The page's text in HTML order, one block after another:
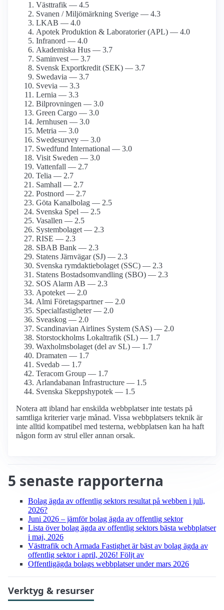
Västtrafik — 4.5
Svanen / Miljömärkning Sverige — 4.3
LKAB — 4.0
Apotek Produktion & Laboratorier (APL) — 4.0
Infranord — 4.0
Akademiska Hus — 3.7
Saminvest — 3.7
Svensk Exportkredit (SEK) — 3.7
Swedavia — 3.7
Svevia — 3.3
Lernia — 3.3
Bilprovningen — 3.0
Green Cargo — 3.0
Jernhusen — 3.0
Metria — 3.0
Swede­survey — 3.0
Swedfund International — 3.0
Visit Sweden — 3.0
Vattenfall — 2.7
Telia — 2.7
Samhall — 2.7
Postnord — 2.7
Göta Kanalbolag — 2.5
Svenska Spel — 2.5
Vasallen — 2.5
Systembolaget — 2.3
RISE — 2.3
SBAB Bank — 2.3
Statens Järnvägar (SJ) — 2.3
Svenska rymdaktie­bolaget (SSC) — 2.3
Statens Bostads­omvandling (SBO) — 2.3
SOS Alarm AB — 2.3
Apoteket — 2.0
Almi Företagspartner — 2.0
Specialfastigheter — 2.0
Sveaskog — 2.0
Scandinavian Airlines System (SAS) — 2.0
Storstockholms Lokaltrafik (SL) — 1.7
Waxholms­bolaget (del av SL) — 1.7
Dramaten — 1.7
Svedab — 1.7
Teracom Group — 1.7
Arlanda­banan Infrastructure — 1.5
Svenska Skepps­hypotek — 1.5
Notera att ibland har enskilda webbplatser inte testats på
samtliga kriterier varje månad. Vissa webbplatsers teknik är
inte alltid kompatibel med testerna, webbplatsen kan ha haft
någon form av strul eller annan orsak.
5 senaste rapporterna
Bolag ägda av offentlig sektors resultat på webben i juli,
2026?
Juni 2026 – jämför bolag ägda av offentlig sektor
Lista över bolag ägda av offentlig sektors bästa webbplatser
i maj, 2026
Västtrafik och Armada Fastighet är bäst av bolag ägda av
offentlig sektor i april, 2026! Följt av
Offentligägda bolags webbplatser under mars 2026
Verktyg & resurser